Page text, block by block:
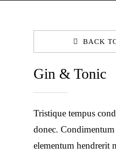
BACK
Gin & Tonic
Tristique tempus
donec.
elementum hendrerit